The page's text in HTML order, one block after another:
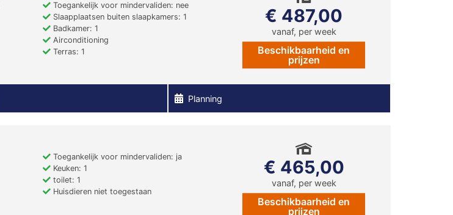
Toegankelijk voor mindervaliden: nee
Slaapplaatsen buiten slaapkamers: 1
Badkamer: 1
Airconditioning
Terras: 1
€ 487,00
vanaf, per week
Beschikbaarheid en
prijzen
Planning
Toegankelijk voor mindervaliden: ja
Keuken: 1
toilet: 1
Huisdieren niet toegestaan
€ 465,00
vanaf, per week
Beschikbaarheid en
prijzen